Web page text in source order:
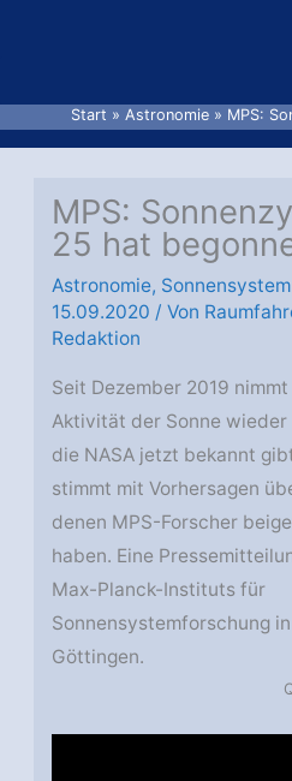
Start Astronomie MPS:
MPS:
25 hat
Astronomie, Sonnensystem
15.09.2020 / Von
Redaktion
Seit Dezember 2019
Aktivität der Sonne wieder
die NASA jetzt bekannt
stimmt mit Vorhersagen
denen MPS-Forscher
haben. Eine
Max-Planck-Instituts für
Sonnensystemforschung in
Göttingen.